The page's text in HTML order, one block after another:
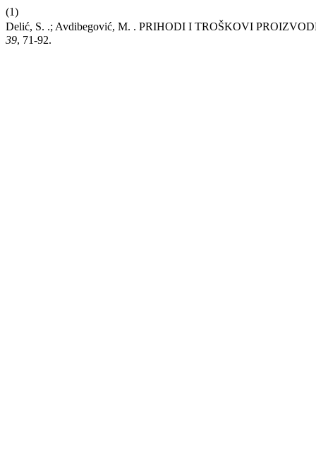
(1)
Delić, S. .; Avdibegović, M. . PRIHODI I TROŠKOVI
39, 71-92.